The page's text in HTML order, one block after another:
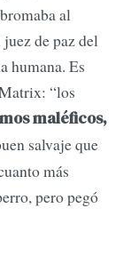
al
juez de paz del
humana. Es
“los
maléficos,
salvaje que
más
pero pegó